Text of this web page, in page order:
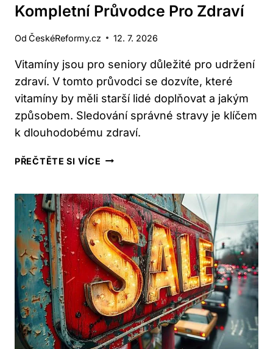
Kompletní Průvodce Pro Zdraví
Od ČeskéReformy.cz 12. 7. 2026
Vitamíny jsou pro seniory důležité pro udržení
zdraví. V tomto průvodci se dozvíte, které
vitamíny by měli starší lidé doplňovat a jakým
způsobem. Sledování správné stravy je klíčem
k dlouhodobému zdraví.
PŘEČTĚTE SI VÍCE JAKÉ
SENIORY:
KOMPLETNÍ
PRŮVODCE
PRO
ZDRAVÍ